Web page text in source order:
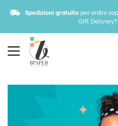
Spedizioni gratuiteper ordini
Gift Delivery?